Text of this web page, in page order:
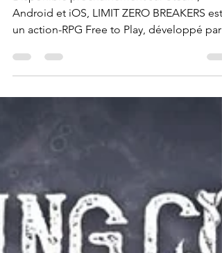
[Preview] On est parti à la
chasse aux monstres dans
LIMIT ZERO BREAKERS
Disponible prochainement sur Steam,
VIC GAME STUDIOS et édité par NC, où
va devoir incarner un Breakers, afin
d’affronter de redoutables ennemis, tout en
mettant la main sur les archives des Dieux.
Une aventure qui nous plonge sur les îles
flottantes de Seraphia, où chaque nouvelle
exploration nous permet de découvrir de